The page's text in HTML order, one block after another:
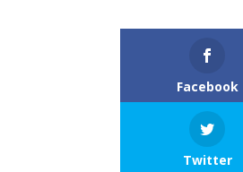
Facebook
Twitter